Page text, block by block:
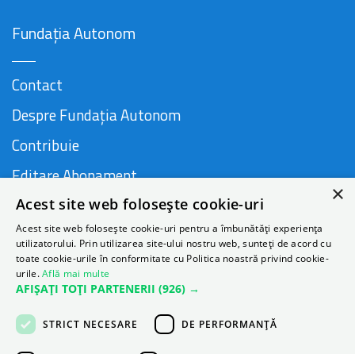
Fundația Autonom
Contact
Despre Fundația Autonom
Contribuie
Editare Abonament
Cauză susținută de
×
Acest site web folosește cookie-uri
Acest site web folosește cookie-uri pentru a îmbunătăți experiența
utilizatorului. Prin utilizarea site-ului nostru web, sunteți de acord cu
toate cookie-urile în conformitate cu Politica noastră privind cookie-
urile.Află mai multe
AFIȘAȚI TOȚI PARTENERII (926) →
STRICT NECESARE DE PERFORMANȚĂ